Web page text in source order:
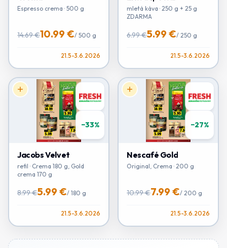
Espresso crema · 500 g
14.69 €10.99 €/ 500 g
21.5-3.6.2026
mletá káva · 250 g + 25 g
ZDARMA
6.99 €5.99 €/ 250 g
21.5-3.6.2026
−33%
Jacobs Velvet
refil · Crema 180 g, Gold
crema 170 g
8.99 €5.99 €/ 180 g
21.5-3.6.2026
−27%
Nescafé Gold
Original, Crema · 200 g
10.99 €7.99 €/ 200 g
21.5-3.6.2026